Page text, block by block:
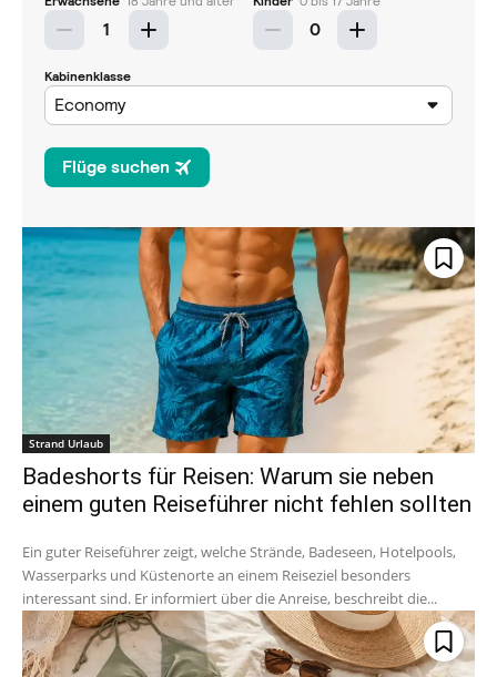
Strand Urlaub
Badeshorts für Reisen: Warum sie neben
einem guten Reiseführer nicht fehlen sollten
Ein guter Reiseführer zeigt, welche Strände, Badeseen, Hotelpools,
Wasserparks und Küstenorte an einem Reiseziel besonders
interessant sind. Er informiert über die Anreise, beschreibt die...